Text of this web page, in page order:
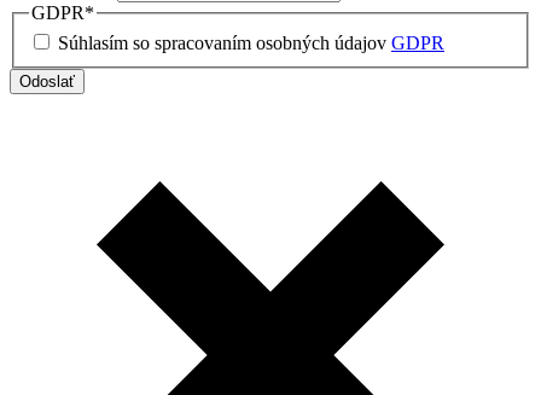
GDPR*
Súhlasím so spracovaním osobných údajov GDPR
Odoslať